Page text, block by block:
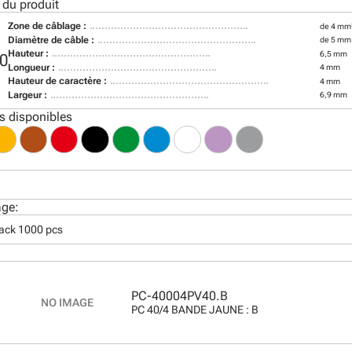
produit
Zone de câblage : de 4
Diamètre de câble : de 5
Hauteur : 6,5 mm
Longueur : 4 mm
Hauteur de caractère : 4 mm
Largeur : 6,9 mm
disponibles
1000 pcs
PC-40004PV40.B
PC 40/4 BANDE JAUNE : B